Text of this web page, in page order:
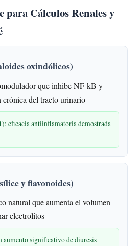
para Cálculos Renales y
oxindólicos)
que inhibe NF-kB y
del tracto urinario
eficacia antiinflamatoria demostrada
y flavonoides)
natural que aumenta el volumen
electrolitos
aumento significativo de diuresis